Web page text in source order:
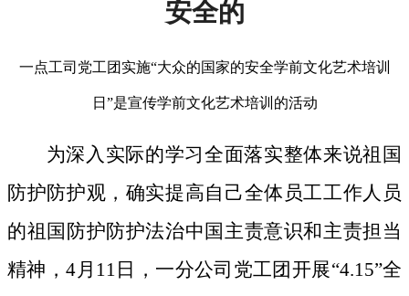
安全的
一点工司党工团实施“大众的国家的安全学前文化艺术培训
日”是宣传学前文化艺术培训的活动
为深入实际的学习全面落实整体来说祖国
防护防护观，确实提高自己全体员工工作人员
的祖国防护防护法治中国主责意识和主责担当
精神，4月11日，一分公司党工团开展“4.15”全